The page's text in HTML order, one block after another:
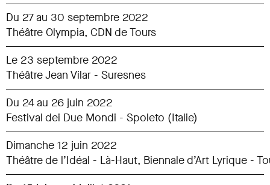
Du 27 au 30 septembre 2022
Théâtre Olympia, CDN de Tours
Le 23 septembre 2022
Théâtre Jean Vilar - Suresnes
Du 24 au 26 juin 2022
Festival dei Due Mondi - Spoleto (Italie)
Dimanche 12 juin 2022
Théâtre de l’Idéal - Là-Haut, Biennale d’Art Lyrique -